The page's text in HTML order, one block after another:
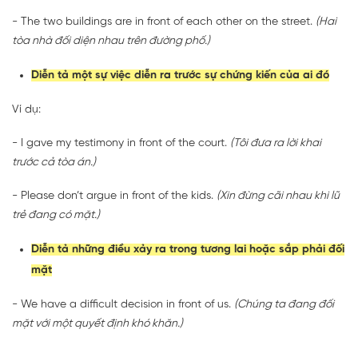
- The two buildings are in front of each other on the street. (Hai
tòa nhà đối diện nhau trên đường phố.)
Diễn tả một sự việc diễn ra trước sự chứng kiến của ai đó
Ví dụ:
- I gave my testimony in front of the court. (Tôi đưa ra lời khai
trước cả tòa án.)
- Please don’t argue in front of the kids. (Xin đừng cãi nhau khi lũ
trẻ đang có mặt.)
Diễn tả những điều xảy ra trong tương lai hoặc sắp phải đối
mặt
- We have a difficult decision in front of us. (Chúng ta đang đối
mặt với một quyết định khó khăn.)